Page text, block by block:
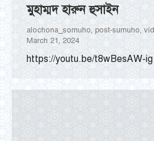
মুহাম্মদ হারুন হুসাইন
alochona_somuho, post-sumuho,
March 21, 2024
https://youtu.be/t8wBesAW-ig